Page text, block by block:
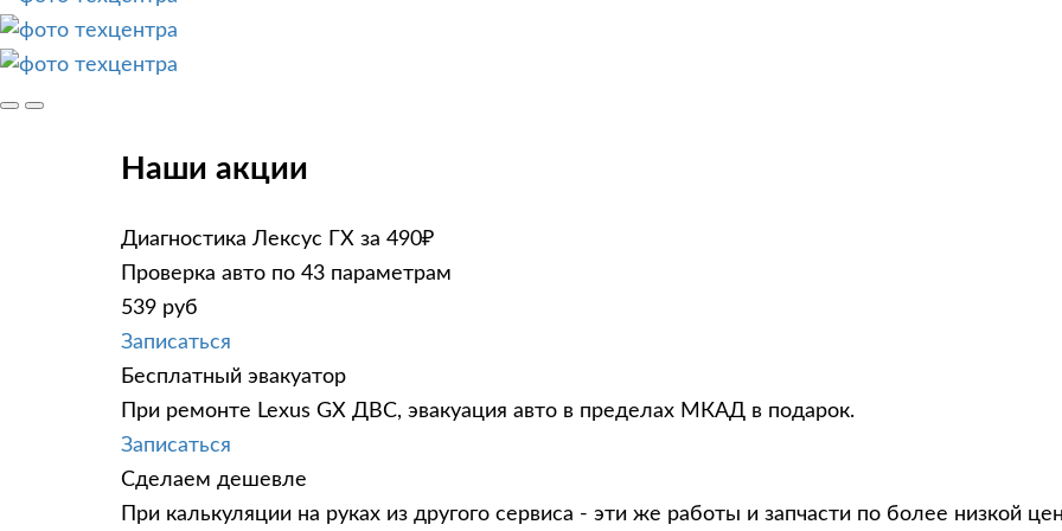
Наши акции
Диагностика Лексус ГХ за 490₽
Проверка авто по 43 параметрам
539 руб
Записаться
Бесплатный эвакуатор
При ремонте Lexus GX ДВС, эвакуация авто в пределах МКАД в подарок.
Записаться
Сделаем дешевле
При калькуляции на руках из другого сервиса - эти же работы и запчасти по более низкой